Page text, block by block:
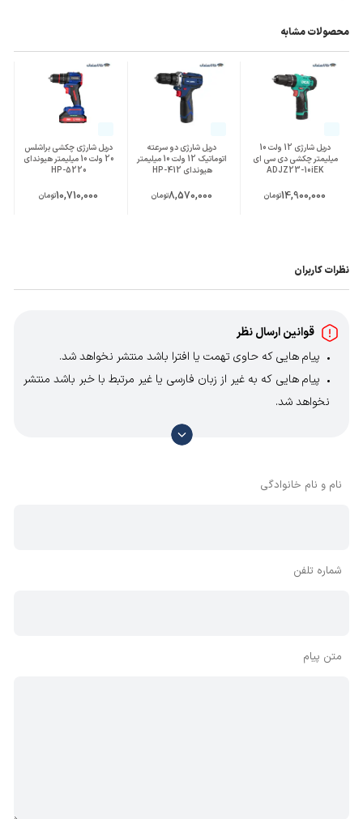
کشور سازنده
محصول
چین
سایر مشخصات
دارای 2 عدد باتری لیتیومی 2 آمپر ساعت قابل
شارژ با نمایشگر LED
طراحی حرفه‌ای بر اساس اصول ارگونومیک جهت
راحتی کاربر
محصولات مشابه
دریل شارژی 12 ولت 10
میلیمتر چکشی دی سی ای
ADJZ23-10iEK
14,900,000تومان
دریل شارژی دو سرعته
اتوماتیک 12 ولت 10 میلیمتر
هیوندای HP-412
8,570,000تومان
دریل شارژی چکشی براشلس
20 ولت 10 میلیمتر هیوندای
HP-5220
10,710,000تومان
نظرات کاربران
قوانین ارسال نظر
پیام هایی که حاوی تهمت یا افترا باشد منتشر نخواهد شد.
پیام هایی که به غیر از زبان فارسی یا غیر مرتبط با خبر باشد منتشر
نخواهد شد.
با توجه به آن که امکان موافقت یا مخالفت با محتوای نظرات
وجود دارد، معمولا نظراتی که محتوای مشابه دارند، انتشار نمی‌یابند
نام و نام خانوادگی
شماره تلفن
متن پیام